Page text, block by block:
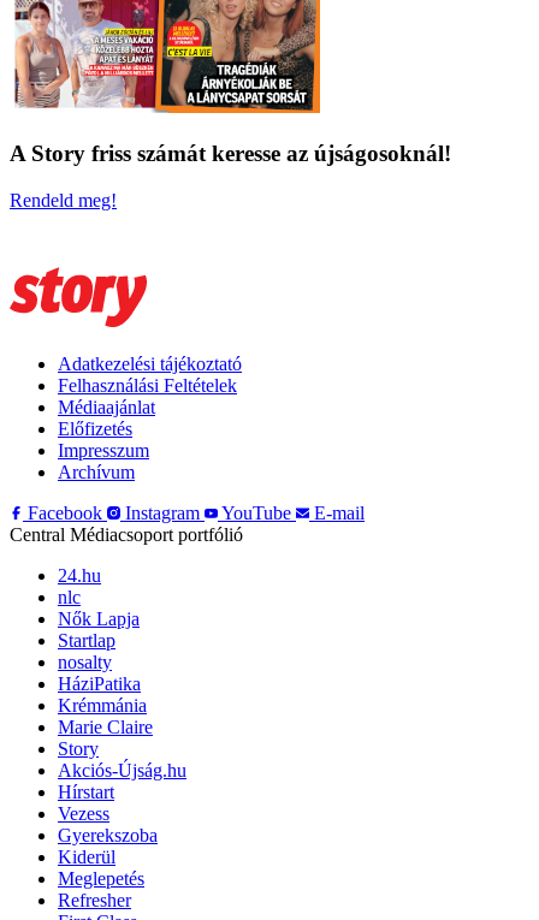
A Story friss számát keresse az újságosoknál!
Rendeld meg!
Adatkezelési tájékoztató
Felhasználási Feltételek
Médiaajánlat
Előfizetés
Impresszum
Archívum
Facebook
Instagram YouTube
E-mail
Central Médiacsoport portfólió
24.hu
nlc
Nők Lapja
Startlap
nosalty
HáziPatika
Krémmánia
Marie Claire
Story
Akciós-Újság.hu
Hírstart
Vezess
Gyerekszoba
Kiderül
Meglepetés
Refresher